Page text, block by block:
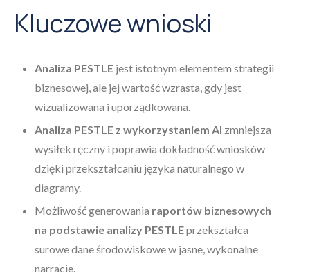
Kluczowe wnioski
Analiza PESTLE jest istotnym elementem strategii
biznesowej, ale jej wartość wzrasta, gdy jest
wizualizowana i uporządkowana.
Analiza PESTLE z wykorzystaniem AI zmniejsza
wysiłek ręczny i poprawia dokładność wniosków
dzięki przekształcaniu języka naturalnego w
diagramy.
Możliwość generowania raportów biznesowych
na podstawie analizy PESTLEprzekształca
surowe dane środowiskowe w jasne, wykonalne
narracje.